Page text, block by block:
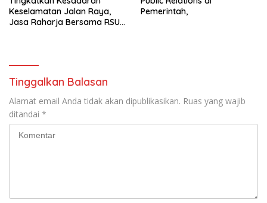
Keselamatan Jalan Raya,
Jasa Raharja Bersama RSU
Pemerintah,
Tinggalkan Balasan
Alamat email Anda tidak akan dipublikasikan. Ruas yang wajib
ditandai *